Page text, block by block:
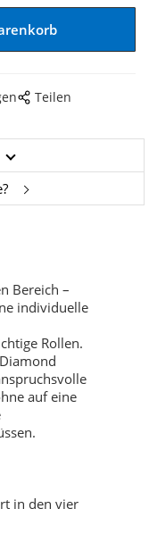
Teilen
Bereich –
individuelle
Rollen.
auf eine
in den vier